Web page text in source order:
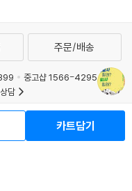
카트담기
주문/배송
중고샵 1566-4295
담
보
청소년보호정책